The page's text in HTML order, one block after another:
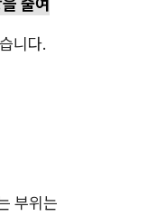
줄여
니다.
부위는